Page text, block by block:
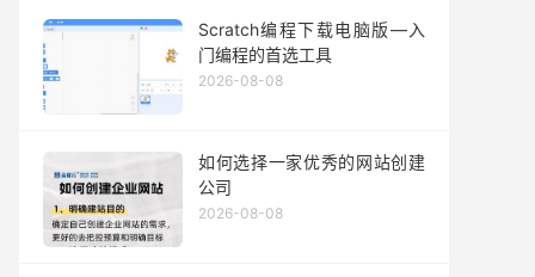
Scratch编程下载电脑版—入
门编程的首选工具
2026-08-08
如何选择一家优秀的网站创建
公司
2026-08-08